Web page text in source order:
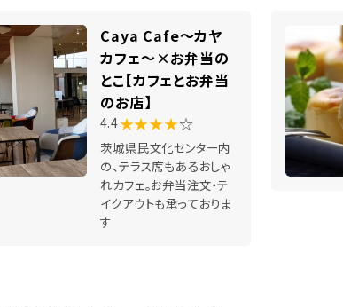
Caya Cafe～カヤ
カフェ～×お弁当の
とこ【カフェとお弁当
のお店】
4.4★★★★☆
茨城県民文化センター内
の、テラス席もあるおしゃ
れカフェ。お弁当注文・テ
イクアウトも承っておりま
す